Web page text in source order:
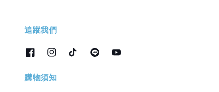
追蹤我們
購物須知